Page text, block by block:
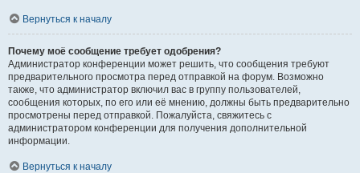
Вернуться к началу
Почему моё сообщение требует одобрения?
Администратор конференции может решить, что сообщения требуют
предварительного просмотра перед отправкой на форум. Возможно
также, что администратор включил вас в группу пользователей,
сообщения которых, по его или её мнению, должны быть предварительно
просмотрены перед отправкой. Пожалуйста, свяжитесь с
администратором конференции для получения дополнительной
информации.
Вернуться к началу